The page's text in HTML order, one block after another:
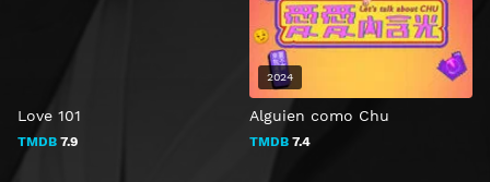
Love 101
TMDB 7.9
Alguien como Chu
TMDB 7.4
2024